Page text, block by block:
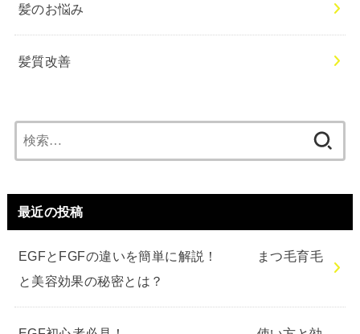
髪のお悩み
髪質改善
索:
最近の投稿
EGFとFGFの違いを簡単に解説！ まつ毛育毛
と美容効果の秘密とは？